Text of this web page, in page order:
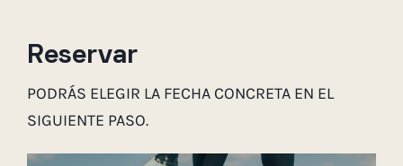
Reservar
PODRÁS ELEGIR LA FECHA CONCRETA EN EL
SIGUIENTE PASO.